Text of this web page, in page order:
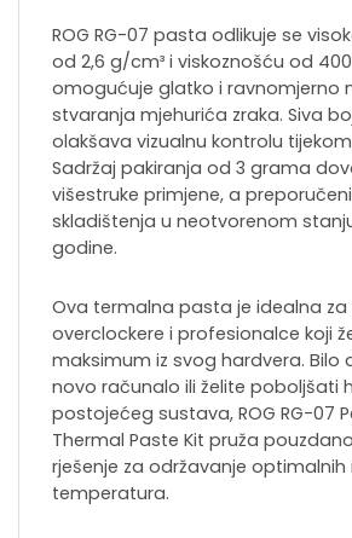
ROG RG-07 pasta odlikuje se
od 2,6 g/cm³ i viskoznošću od 400
omogućuje glatko i ravnomjerno
stvaranja mjehurića zraka. Siva
olakšava vizualnu kontrolu
Sadržaj pakiranja od 3 grama
višestruke primjene, a
skladištenja u neotvorenom
godine.
Ova termalna pasta je idealna za
overclockere i profesionalce koji
maksimum iz svog hardvera. Bilo
novo računalo ili želite poboljšati
postojećeg sustava, ROG RG-07
Thermal Paste Kit pruža
rješenje za održavanje optimalnih
temperatura.